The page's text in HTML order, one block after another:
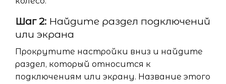
Шаг 2: Найдите раздел подключений
или экрана
Прокрутите настройки вниз и найдите
раздел, который относится к
подключениям или экрану. Название этого